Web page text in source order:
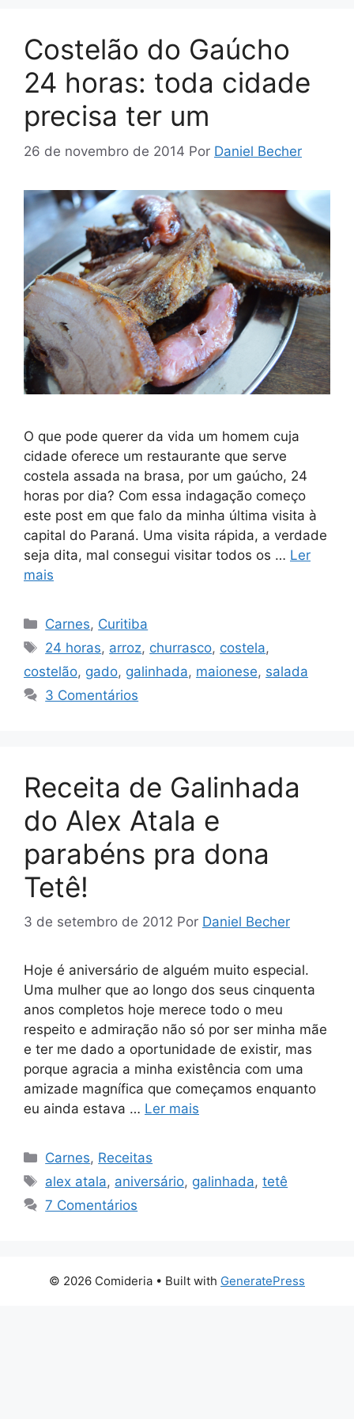
Costelão do Gaúcho
24 horas: toda cidade
precisa ter um
26 de novembro de 2014 Por Daniel Becher
O que pode querer da vida um homem cuja
cidade oferece um restaurante que serve
costela assada na brasa, por um gaúcho, 24
horas por dia? Com essa indagação começo
este post em que falo da minha última visita à
capital do Paraná. Uma visita rápida, a verdade
seja dita, mal consegui visitar todos os … Ler
mais
Categorias
Carnes, Curitiba
Tags
24 horas, arroz, churrasco, costela,
costelão, gado, galinhada, maionese, salada
3 Comentários
Receita de Galinhada
do Alex Atala e
parabéns pra dona
Tetê!
3 de setembro de 2012 Por Daniel Becher
Hoje é aniversário de alguém muito especial.
Uma mulher que ao longo dos seus cinquenta
anos completos hoje merece todo o meu
respeito e admiração não só por ser minha mãe
e ter me dado a oportunidade de existir, mas
porque agracia a minha existência com uma
amizade magnífica que começamos enquanto
eu ainda estava … Ler mais
Categorias
Carnes, Receitas
Tags
alex atala, aniversário, galinhada,tetê
7 Comentários
© 2026 Comideria • Built with GeneratePress